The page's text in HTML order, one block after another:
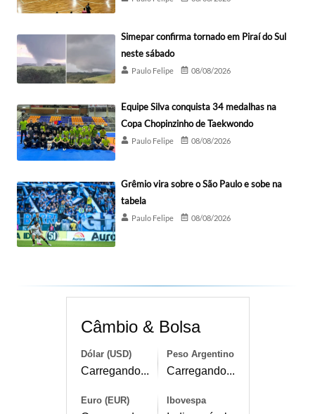
Simepar confirma tornado em Piraí do Sul
neste sábado
Paulo Felipe 08/08/2026
Equipe Silva conquista 34 medalhas na
Copa Chopinzinho de Taekwondo
Paulo Felipe 08/08/2026
Grêmio vira sobre o São Paulo e sobe na
tabela
Paulo Felipe 08/08/2026
Câmbio & Bolsa
Dólar (USD)
Carregando...
Peso Argentino
Carregando...
Euro (EUR) Ibovespa